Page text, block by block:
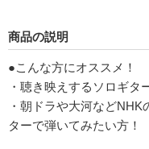
商品の説明
●こんな方にオススメ！
・聴き映えするソロギタ
・朝ドラや大河など
ターで弾いてみたい方！